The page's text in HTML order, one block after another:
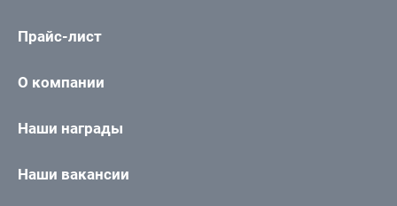
Прайс-лист
О компании
Наши награды
Наши вакансии